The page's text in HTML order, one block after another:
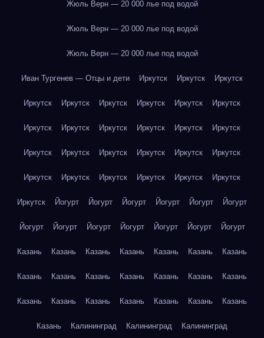
Жюль Верн — 20 000 лье под водой
Жюль Верн — 20 000 лье под водой
Жюль Верн — 20 000 лье под водой
Иван Тургенев — Отцы и дети Иркутск Иркутск Иркутск
Иркутск Иркутск Иркутск Иркутск Иркутск Иркутск
Иркутск Иркутск Иркутск Иркутск Иркутск Иркутск
Иркутск Иркутск Иркутск Иркутск Иркутск Иркутск
Иркутск Иркутск Иркутск Иркутск Иркутск Иркутск
Иркутск Йогурт Йогурт Йогурт Йогурт Йогурт Йогурт
Йогурт Йогурт Йогурт Йогурт Йогурт Йогурт Йогурт
Казань Казань Казань Казань Казань Казань Казань
Казань Казань Казань Казань Казань Казань Казань
Казань Казань Казань Казань Казань Казань Казань
Казань Калининград Калининград Калининград